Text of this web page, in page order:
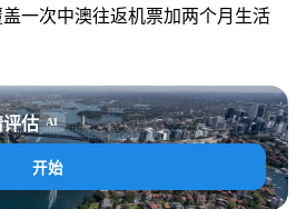
一次中澳往返机票加两个月生活
估 AI
开始